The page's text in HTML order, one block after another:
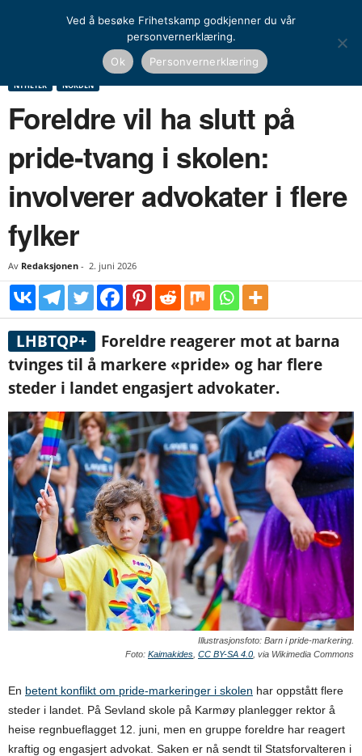
Norden
Foreldre vil ha slutt på pride-tvang i skolen: involverer
NYHETER NORDEN
Foreldre vil ha slutt på
pride-tvang i skolen:
involverer advokater i flere
fylker
Av Redaksjonen - 2. juni 2026
LHBTQP+
Foreldre reagerer mot at barna
tvinges til å markere «pride» og har flere
steder i landet engasjert advokater.
Illustrasjonsfoto: Barn i pride-markering.
Foto: Kaimakides CC BY-SA 4.0 , via Wikimedia Commons
En betent konflikt om pride-markeringer i skolen har oppstått flere
steder i landet. På Sevland skole på Karmøy planlegger rektor å
heise regnbueflagget 12. juni, men en gruppe foreldre har reagert
kraftig og engasjert advokat. Saken er nå sendt til Statsforvalteren i
Ved å besøke Frihetskamp godkjenner du vår
personvernerklæring.
Ok
Personvernerklæring